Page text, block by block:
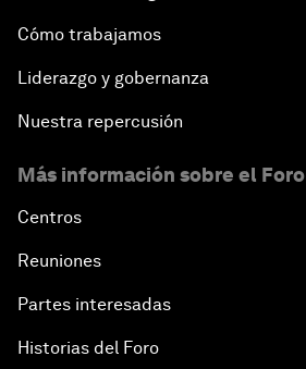
Cómo trabajamos
Liderazgo y gobernanza
Nuestra repercusión
Más información sobre el Foro
Centros
Reuniones
Partes interesadas
Historias del Foro